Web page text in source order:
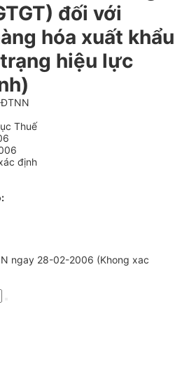
đối với
hóa xuất khẩu
hiệu lực
Thuế
định
ngay 28-02-2006 (Khong xac